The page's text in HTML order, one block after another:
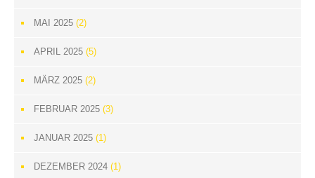
MAI 2025 (2)
APRIL 2025 (5)
MÄRZ 2025 (2)
FEBRUAR 2025 (3)
JANUAR 2025 (1)
DEZEMBER 2024 (1)